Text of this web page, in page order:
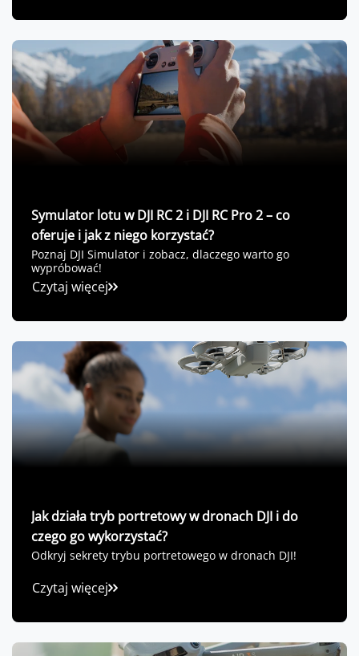
Symulator lotu w DJI RC 2 i DJI RC Pro 2 – co
oferuje i jak z niego korzystać?
Poznaj DJI Simulator i zobacz, dlaczego warto go
wypróbować!
Czytaj więcej
Jak działa tryb portretowy w dronach DJI i do
czego go wykorzystać?
Odkryj sekrety trybu portretowego w dronach DJI!
Czytaj więcej